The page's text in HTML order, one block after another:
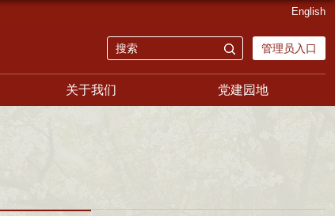
管理员入口
English
关于我们 党建园地